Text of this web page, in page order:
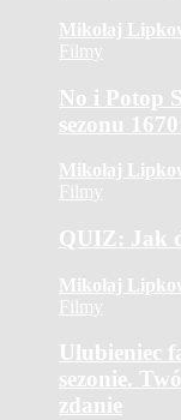
Mikołaj
Filmy
No i Potop
sezonu
Mikołaj
Filmy
QUIZ: Jak
Mikołaj
Filmy
Ulubieniec
sezonie.
zdanie